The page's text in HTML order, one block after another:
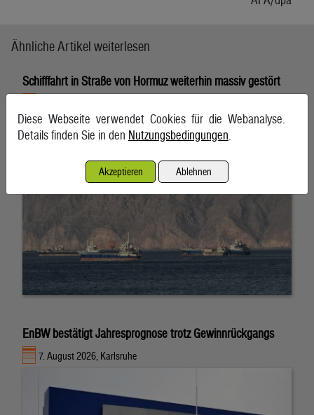
Ähnliche Artikel weiterlesen
Schifffahrt in Straße von Hormuz weiterhin massiv gestört
EnBW bestätigt Jahresprognose trotz Gewinnrückgangs
7. August 2026, Karlsruhe
Diese Webseite verwendet Cookies für die Webanalyse.
Details finden Sie in den Nutzungsbedingungen
Akzeptieren Ablehnen